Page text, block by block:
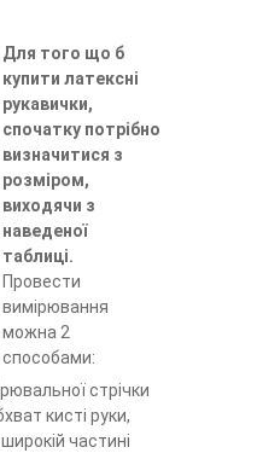
Для того що б
купити латексні
рукавички,
спочатку потрібно
визначитися з
розміром,
виходячи з
наведеної
таблиці.
Провести
вимірювання
можна 2
способами:
стрічки
кисті руки,
частині